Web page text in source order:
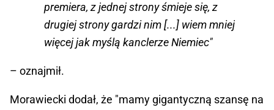
premiera, z jednej strony śmieje się, z
drugiej strony gardzi nim [...] wiem mniej
więcej jak myślą kanclerze Niemiec"
– oznajmił.
Morawiecki dodał, że "mamy gigantyczną szansę na